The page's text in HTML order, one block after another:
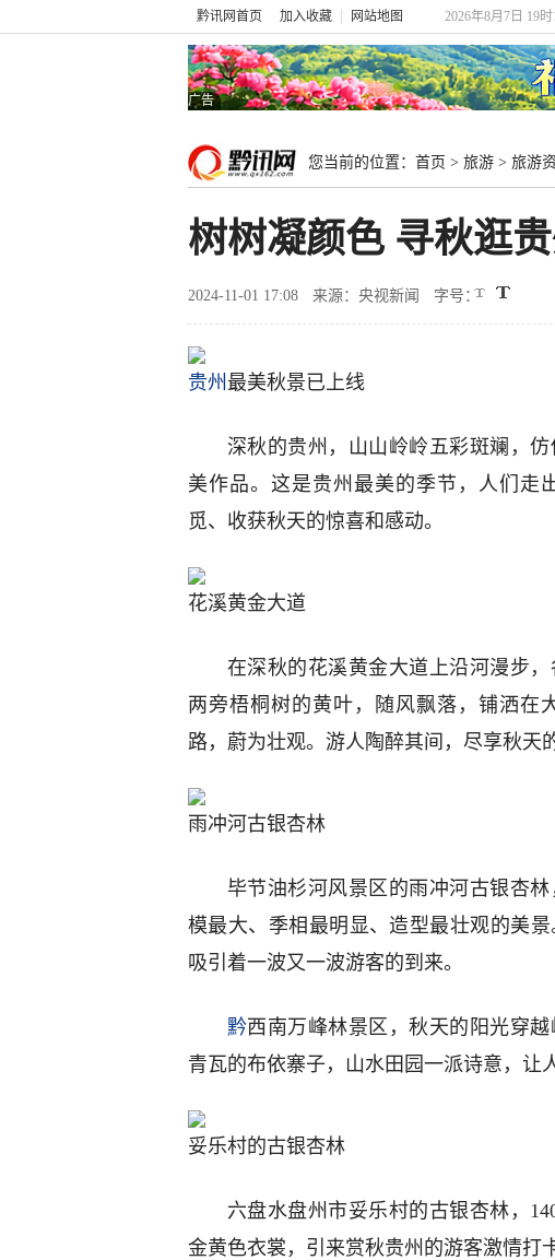
黔讯网首页 加入收藏 网站地图 2026年8月7日 19
广告
您当前的位置： 首页 > 旅游 > 旅游
树树凝颜色 寻秋逛贵
2024-11-01 17:08 来源：央视新闻 字号：
贵州 最美秋景已上线
深秋的贵州，山山岭岭五彩斑斓，
美作品。这是贵州最美的季节，人们走
觅、收获秋天的惊喜和感动。
花溪黄金大道
在深秋的花溪黄金大道上沿河漫步
两旁梧桐树的黄叶，随风飘落，铺洒在
路，蔚为壮观。游人陶醉其间，尽享秋天
雨冲河古银杏林
毕节油杉河风景区的雨冲河古银杏
模最大、季相最明显、造型最壮观的美
吸引着一波又一波游客的到来。
黔西南万峰林景区，秋天的阳光穿
青瓦的布依寨子，山水田园一派诗意，让
妥乐村的古银杏林
六盘水盘州市妥乐村的古银杏林，
金黄色衣裳，引来赏秋贵州的游客激情打卡